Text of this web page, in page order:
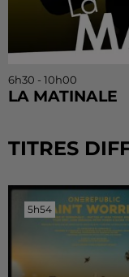
6h30 - 10h00
LA MATINALE
TITRES
5h54
5h54